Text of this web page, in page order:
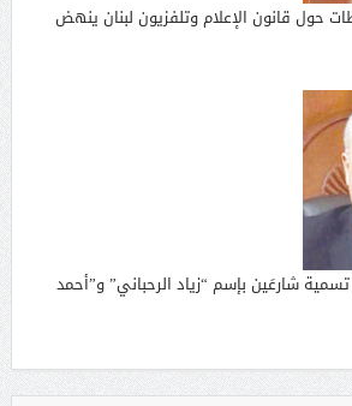
حول قانون الإعلام وتلفزيون لبنان ينهض
شارعَين بإسم “زياد الرحباني” و”أحمد